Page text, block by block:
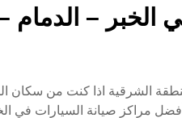
الخبر – الدمام
الشرقية اذا كنت من سكان
مراكز صيانة السيارات في